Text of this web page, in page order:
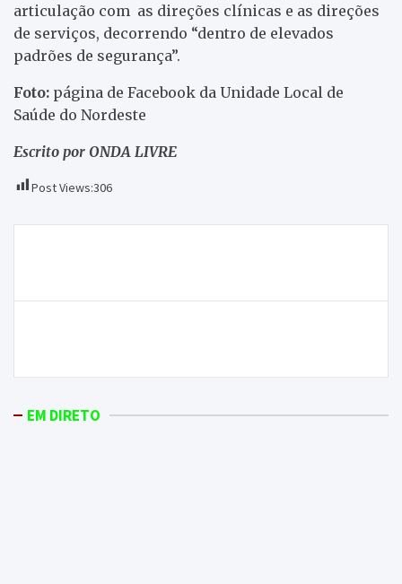
articulação com as direções clínicas e as direções
de serviços, decorrendo “dentro de elevados
padrões de segurança”.
Foto: página de Facebook da Unidade Local de
Saúde do Nordeste
Escrito por ONDA LIVRE
Post Views:306
artigos
EM DIRETO